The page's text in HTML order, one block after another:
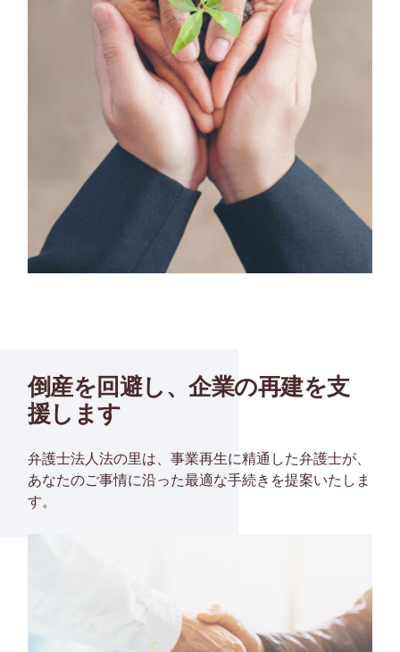
倒産を回避し、企業の再建を支
援します
弁護士法人法の里は、事業再生に精通した弁護士が、
あなたのご事情に沿った最適な手続きを提案いたしま
す。